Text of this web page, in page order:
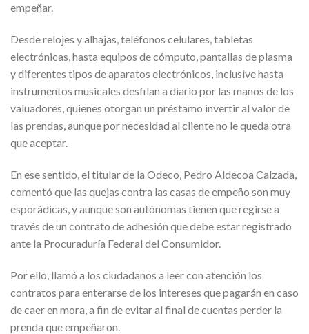
empeñar.
Desde relojes y alhajas, teléfonos celulares, tabletas
electrónicas, hasta equipos de cómputo, pantallas de plasma
y diferentes tipos de aparatos electrónicos, inclusive hasta
instrumentos musicales desfilan a diario por las manos de los
valuadores, quienes otorgan un préstamo invertir al valor de
las prendas, aunque por necesidad al cliente no le queda otra
que aceptar.
En ese sentido, el titular de la Odeco, Pedro Aldecoa Calzada,
comentó que las quejas contra las casas de empeño son muy
esporádicas, y aunque son autónomas tienen que regirse a
través de un contrato de adhesión que debe estar registrado
ante la Procuraduría Federal del Consumidor.
Por ello, llamó a los ciudadanos a leer con atención los
contratos para enterarse de los intereses que pagarán en caso
de caer en mora, a fin de evitar al final de cuentas perder la
prenda que empeñaron.